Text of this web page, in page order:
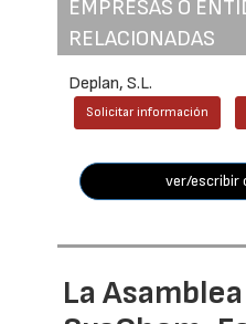
EMPRESAS O
RELACIONADAS
Deplan, S.L.
Solicitar información
ver/escribir
La